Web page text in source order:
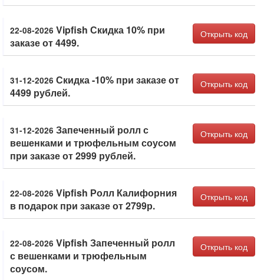
22-08-2026 Vipfish Скидка 10% при
заказе от 4499.
Открыть код
31-12-2026 Скидка -10% при заказе от
4499 рублей.
Открыть код
31-12-2026 Запеченный ролл с
вешенками и трюфельным соусом
при заказе от 2999 рублей.
Открыть код
22-08-2026 Vipfish Ролл Калифорния
в подарок при заказе от 2799р.
Открыть код
22-08-2026 Vipfish Запеченный ролл
с вешенками и трюфельным
соусом.
Открыть код